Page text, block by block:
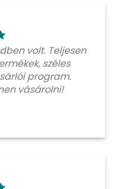
volt. Teljesen
széles
program.
vásárolni!